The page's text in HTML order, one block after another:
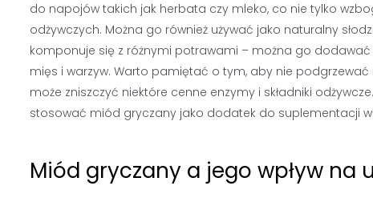
do napojów takich jak herbata czy mleko, co nie tylko
odżywczych. Można go również używać jako naturalny
komponuje się z różnymi potrawami – można go
mięs i warzyw. Warto pamiętać o tym, aby nie
może zniszczyć niektóre cenne enzymy i składniki
stosować miód gryczany jako dodatek do suplementacji
Miód gryczany a jego wpływ na